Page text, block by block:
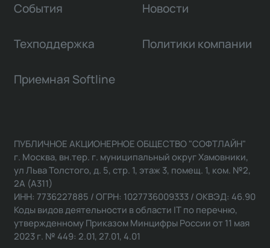
События Новости
Техподдержка Политики компании
Приемная Softline
ПУБЛИЧНОЕ АКЦИОНЕРНОЕ ОБЩЕСТВО "СОФТЛАЙН"
г. Москва, вн.тер. г. муниципальный округ Хамовники,
ул Льва Толстого, д. 5, стр. 1, этаж 3, помещ. 1, ком. №2,
2А (А311)
ИНН: 7736227885 / ОГРН: 1027736009333 / ОКВЭД: 46.90
Коды видов деятельности в области IT по перечню,
утвержденному Приказом Минцифры России от 11 мая
2023 г. № 449: 2.01, 27.01, 4.01